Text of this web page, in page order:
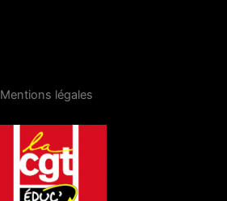
Mentions légales